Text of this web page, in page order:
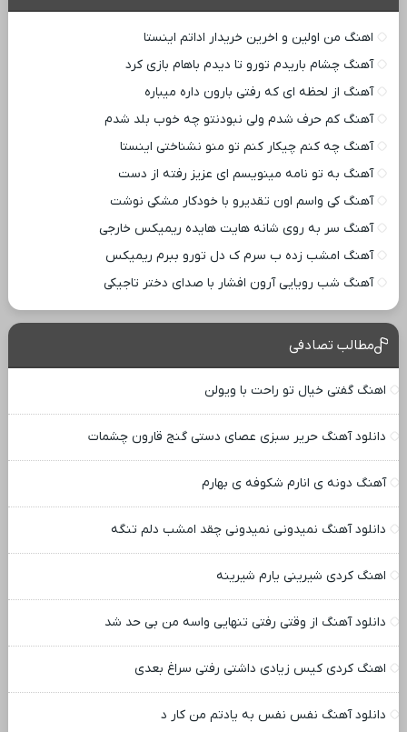
اهنگ من اولین و اخرین خریدار اداتم اینستا
آهنگ چشام باریدم تورو تا دیدم باهام بازی کرد
آهنگ از لحظه ای که رفتی بارون داره میباره
آهنگ کم حرف شدم ولی نبودنتو چه خوب بلد شدم
آهنگ چه کنم چیکار کنم تو منو نشناختی اینستا
آهنگ به تو نامه مینویسم ای عزیز رفته از دست
آهنگ کی واسم اون تقدیرو با خودکار مشکی نوشت
آهنگ سر به روی شانه هایت هایده ریمیکس خارجی
آهنگ امشب زده ب سرم ک دل تورو ببرم ریمیکس
آهنگ شب رویایی آرون افشار با صدای دختر تاجیکی
مطالب تصادفی
اهنگ گفتی خیال تو راحت با ویولن
دانلود آهنگ حریر سبزی عصای دستی گنج قارون چشمات
آهنگ دونه ی انارم شکوفه ی بهارم
دانلود آهنگ ﻧﻤﻴﺪوﻧﻰ ﻧﻤﻴﺪوﻧﻰ ﭼﻘﺪ اﻣﺸﺐ دﻟﻢ ﺗﻨﮕﻪ
اهنگ کردی شیرینی یارم شیرینه
دانلود آهنگ از وقتی رفتی تنهایی واسه من بی حد شد
اهنگ کردی کیس زیادی داشتی رفتی سراغ بعدی
دانلود آهنگ نفس نفس به یادتم من کار د